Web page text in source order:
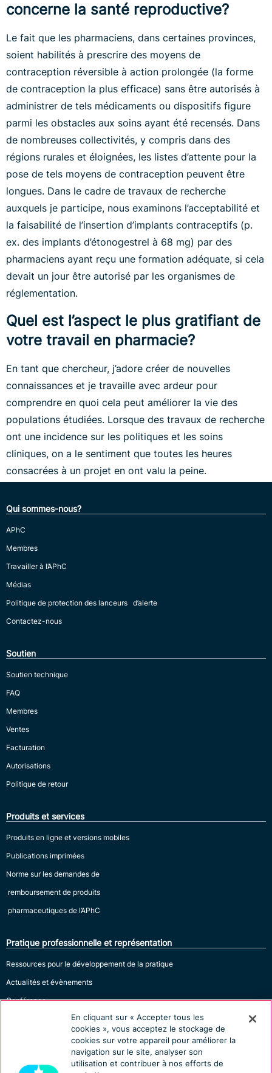
concerne la santé reproductive?
Le fait que les pharmaciens, dans certaines provinces,
soient habilités à prescrire des moyens de
contraception réversible à action prolongée (la forme
de contraception la plus efficace) sans être autorisés à
administrer de tels médicaments ou dispositifs figure
parmi les obstacles aux soins ayant été recensés. Dans
de nombreuses collectivités, y compris dans des
régions rurales et éloignées, les listes d’attente pour la
pose de tels moyens de contraception peuvent être
longues. Dans le cadre de travaux de recherche
auxquels je participe, nous examinons l’acceptabilité et
la faisabilité de l’insertion d’implants contraceptifs (p.
ex. des implants d’étonogestrel à 68 mg) par des
pharmaciens ayant reçu une formation adéquate, si cela
devait un jour être autorisé par les organismes de
réglementation.
Quel est l’aspect le plus gratifiant de
votre travail en pharmacie?
En tant que chercheur, j’adore créer de nouvelles
connaissances et je travaille avec ardeur pour
comprendre en quoi cela peut améliorer la vie des
populations étudiées. Lorsque des travaux de recherche
ont une incidence sur les politiques et les soins
cliniques, on a le sentiment que toutes les heures
consacrées à un projet en ont valu la peine.
Qui sommes-nous?
APhC
Membres
Travailler à l’APhC
Médias
Politique de protection des lanceurs d’alerte
Contactez-nous
Soutien
Soutien technique
FAQ
Membres
Ventes
Facturation
Autorisations
Politique de retour
Produits et services
Produits en ligne et versions mobiles
Publications imprimées
Norme sur les demandes de
remboursement de produits
pharmaceutiques de l’APhC
Pratique professionnelle et représentation
Ressources pour le développement de la pratique
Actualités et évènements
Conférence
En cliquant sur « Accepter tous les
cookies », vous acceptez le stockage de
cookies sur votre appareil pour améliorer la
navigation sur le site, analyser son
utilisation et contribuer à nos efforts de